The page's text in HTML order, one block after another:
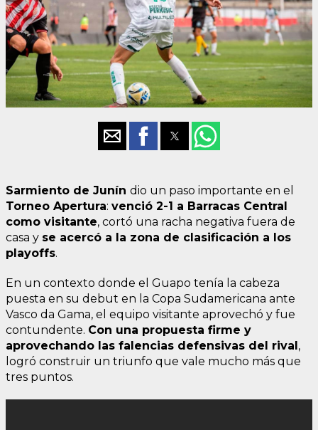
Sarmiento de Junín dio un paso importante en el
Torneo Apertura: venció 2-1 a Barracas Central
como visitante, cortó una racha negativa fuera de
casa y se acercó a la zona de clasificación a los
playoffs.
En un contexto donde el Guapo tenía la cabeza
puesta en su debut en la Copa Sudamericana ante
Vasco da Gama, el equipo visitante aprovechó y fue
contundente. Con una propuesta firme y
aprovechando las falencias defensivas del rival,
logró construir un triunfo que vale mucho más que
tres puntos.